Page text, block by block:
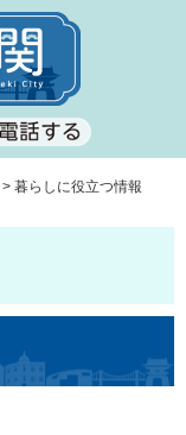
> 暮らしに役立つ情報